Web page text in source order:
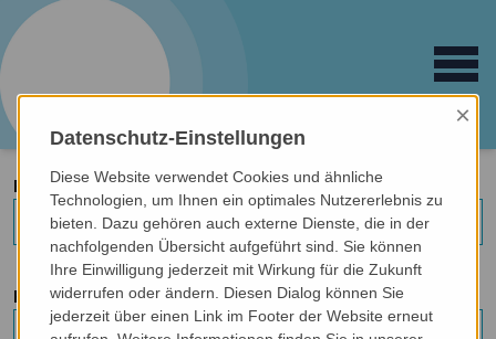
Open
E-MAIL:*
PASSWORT
Datenschutz-Einstellungen
×
Diese Website verwendet Cookies und ähnliche
Technologien, um Ihnen ein optimales Nutzererlebnis zu
bieten. Dazu gehören auch externe Dienste, die in der
nachfolgenden Übersicht aufgeführt sind. Sie können
Ihre Einwilligung jederzeit mit Wirkung für die Zukunft
widerrufen oder ändern. Diesen Dialog können Sie
jederzeit über einen Link im Footer der Website erneut